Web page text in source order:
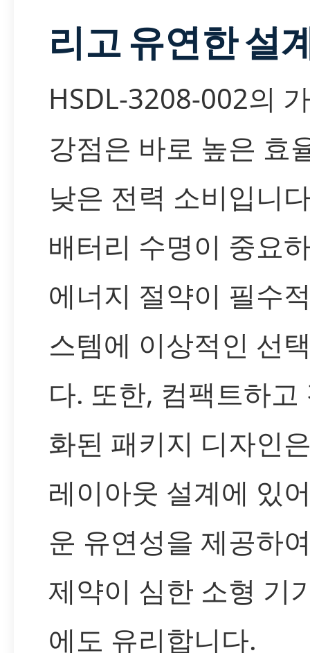
리고 유연한 설
HSDL-3208-002의
강점은 바로 높은 효
낮은 전력 소비입니
배터리 수명이 중요
에너지 절약이 필수
스템에 이상적인 선
다. 또한, 컴팩트하고
화된 패키지 디자인
레이아웃 설계에 있
운 유연성을 제공하
제약이 심한 소형 기
에도 유리합니다.